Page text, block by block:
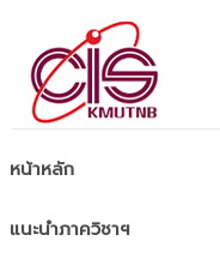
หน้าหลัก
แนะนำภาควิชาฯ